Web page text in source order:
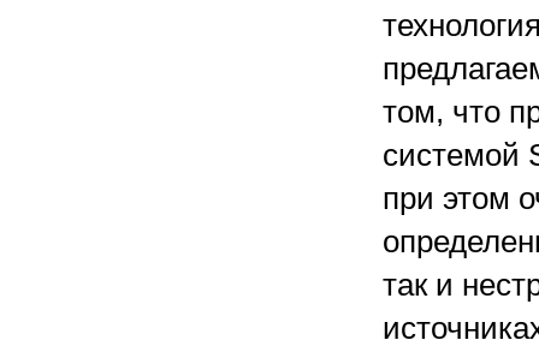
том, что
системой
при этом
так и